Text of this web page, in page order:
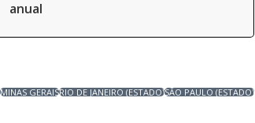
anual
MINAS GERAISRIO DE JANEIRO (ESTADO)SÃO PAULO (ESTADO)